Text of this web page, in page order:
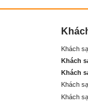
Khách
Khách
Khách
Khách
Khách